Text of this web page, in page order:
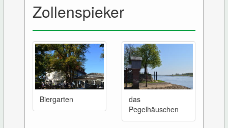
Zollenspieker
Biergarten
das
Pegelhäuschen